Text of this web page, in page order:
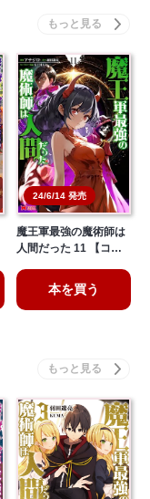
24/6/14 発売
魔王軍最強の魔術師は
人間だった 11 【コ…
本を買う